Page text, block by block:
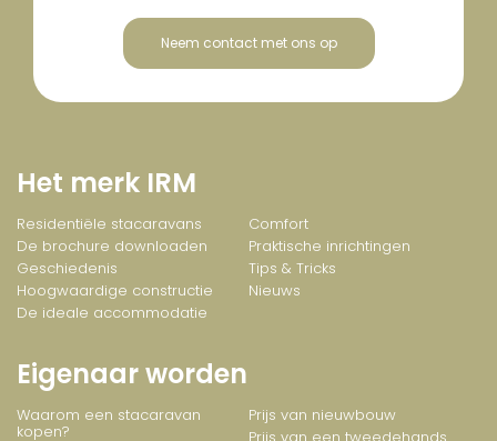
Neem contact met ons op
Het merk IRM
Residentiële stacaravans
De brochure downloaden
Geschiedenis
Hoogwaardige constructie
De ideale accommodatie
Comfort
Praktische inrichtingen
Tips & Tricks
Nieuws
Eigenaar worden
Waarom een stacaravan
kopen?
Prijs van nieuwbouw